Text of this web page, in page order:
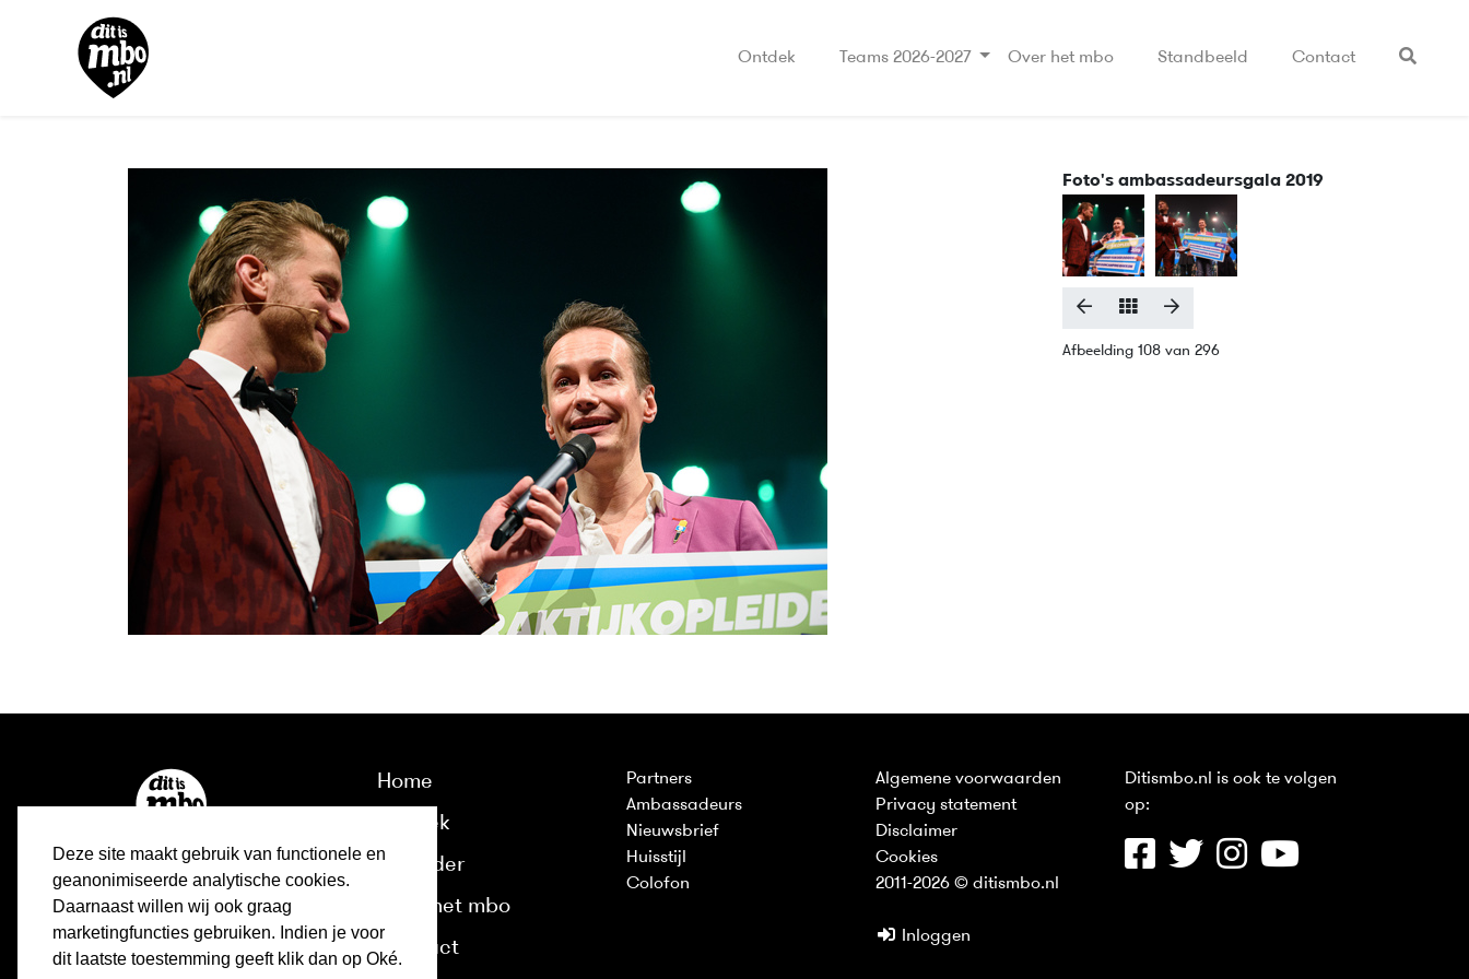
Deze site maakt gebruik van functionele en
geanonimiseerde analytische cookies.
Daarnaast willen wij ook graag
marketingfuncties gebruiken. Indien je voor
dit laatste toestemming geeft klik dan op Oké.
Ontdek Teams 2026-2027 Over het mbo Standbeeld Contact
Foto's ambassadeursgala 2019
Afbeelding 108 van 296
Home
Ontdek
Kalender
Over het mbo
Contact
Partners
Ambassadeurs
Nieuwsbrief
Huisstijl
Colofon
Algemene voorwaarden
Privacy statement
Disclaimer
Cookies
2011-2026 © ditismbo.nl
Inloggen
Ditismbo.nl is ook te volgen
op: